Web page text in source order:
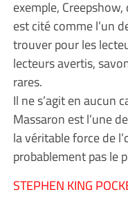
exemple,
est cité comme l’un
trouver pour les
lecteurs avertis,
rares.
Il ne s’agit en aucun
Massaron est l’une
la véritable force de
probablement pas le
STEPHEN KING